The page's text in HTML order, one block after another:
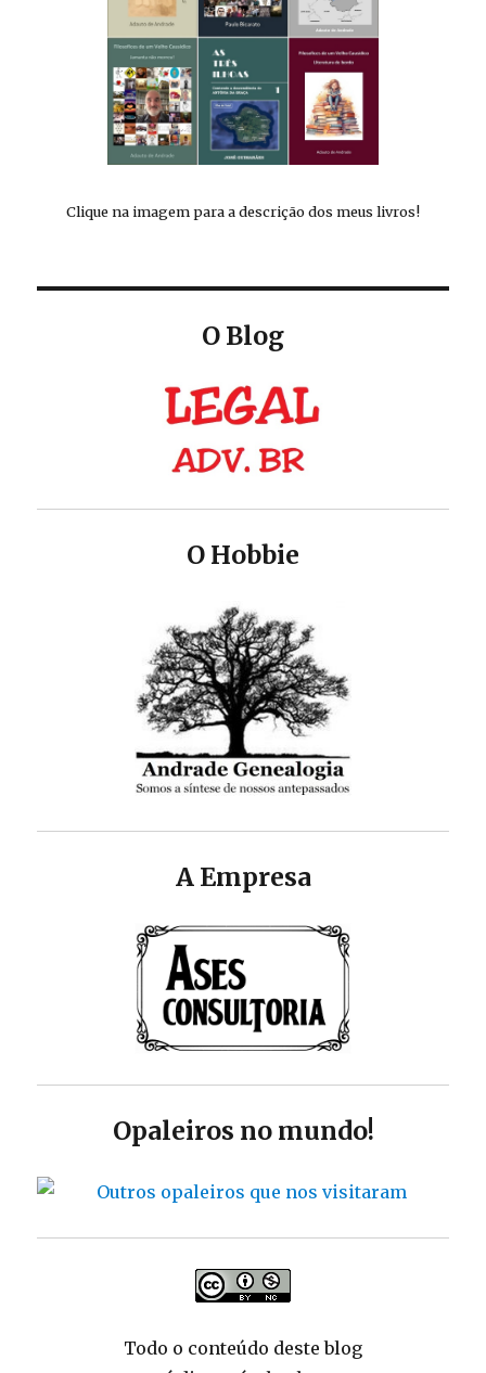
Clique na imagem para a descrição dos meus livros!
O Blog
O Hobbie
A Empresa
Opaleiros no mundo!
Todo o conteúdo deste blog